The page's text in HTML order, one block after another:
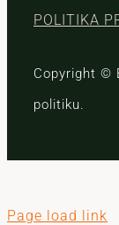
POLITIKA
Copyright ©
politiku.
Page load link